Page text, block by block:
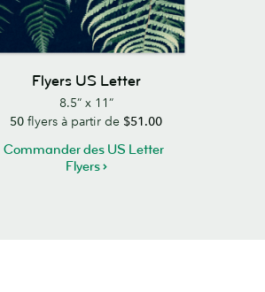
Flyers US Letter
8.5” x 11”
50 flyers à partir de $51.00
Commander des US Letter
Flyers